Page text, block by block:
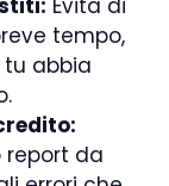
tempo,
abbia
report da